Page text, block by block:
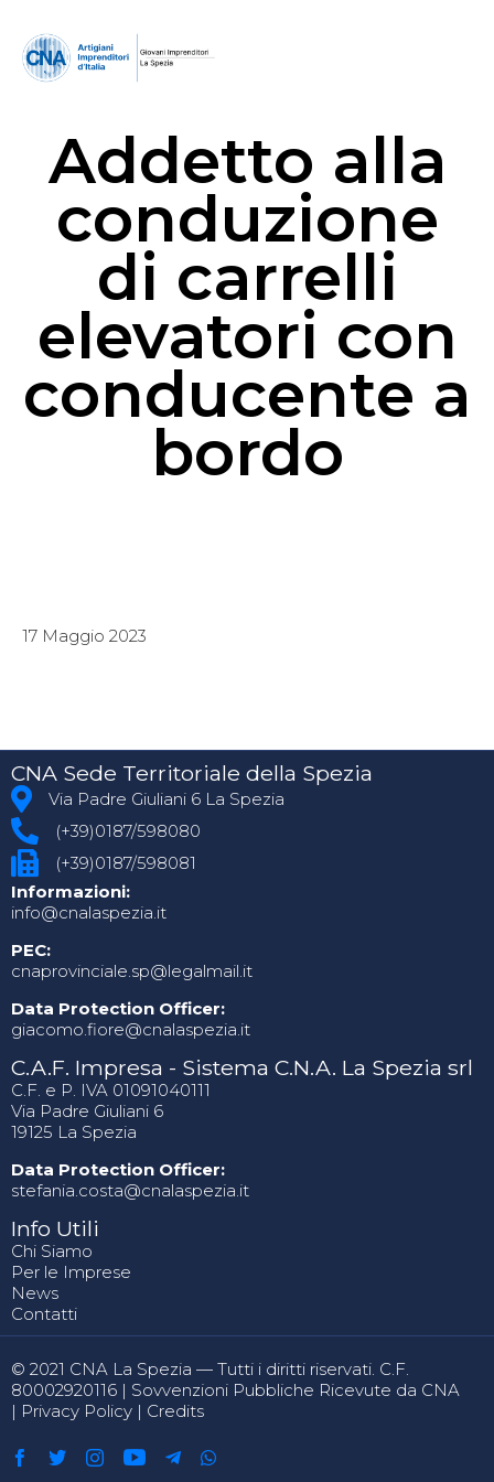
Addetto alla
conduzione
di carrelli
elevatori con
conducente a
bordo
17 Maggio 2023
CNA Sede Territoriale della Spezia
Via Padre Giuliani 6 La Spezia
(+39)0187/598080
(+39)0187/598081
Informazioni:
info@cnalaspezia.it
PEC:
cnaprovinciale.sp@legalmail.it
Data Protection Officer:
giacomo.fiore@cnalaspezia.it
C.A.F. Impresa - Sistema C.N.A. La Spezia srl
C.F. e P. IVA 01091040111
Via Padre Giuliani 6
19125 La Spezia
Data Protection Officer:
stefania.costa@cnalaspezia.it
Info Utili
Chi Siamo
Per le Imprese
News
Contatti
© 2021 CNA La Spezia — Tutti i diritti riservati. C.F.
80002920116 | Sovvenzioni Pubbliche Ricevute da CNA
| Privacy Policy | Credits